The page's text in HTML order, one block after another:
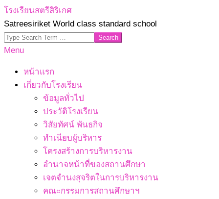
Skip
to
content
โรงเรียนสตรีสิริเกศ
Satreesiriket World class standard school
Search
Primary
Menu
Menu
หน้าแรก
เกี่ยวกับโรงเรียน
ข้อมูลทั่วไป
ประวัติโรงเรียน
วิสัยทัศน์ พันธกิจ
ทำเนียบผู้บริหาร
โครงสร้างการบริหารงาน
อำนาจหน้าที่ของสถานศึกษา
เจตจํานงสุจริตในการบริหารงาน
คณะกรรมการสถานศึกษาฯ